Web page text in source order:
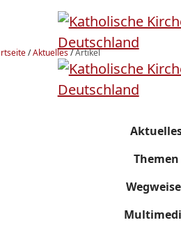
/Aktuelles/Artikel
Themen